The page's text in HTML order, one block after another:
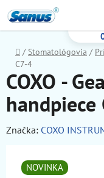
na
obsah
Domov
/ Stomatológovia /
C7-4
COXO -
handpiece
Značka: COXO
NOVINKA